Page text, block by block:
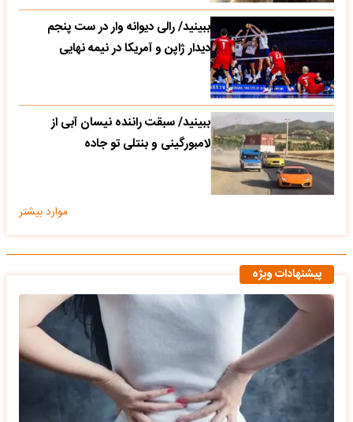
ببینید/ رالی دیوانه وار در ست پنجم
دیدار ژاپن و آمریکا در نیمه نهایی
ببینید/ سبقت راننده نیسان آبی از
لامبورگینی و بنتلی تو جاده
موارد بیشتر
پیشنهادات ویژه